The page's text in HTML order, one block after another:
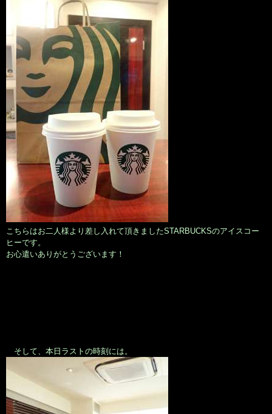
こちらはお二人様より差し入れて頂きましたSTARBUCKSのアイスコー
ヒーです。
お心遣いありがとうございます！
そして、本日ラストの時刻には。